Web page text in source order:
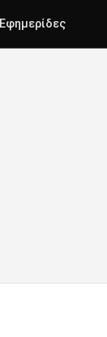
Εφημερίδες